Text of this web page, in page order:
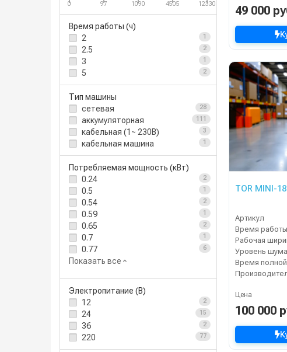
0 97 1090 4505 12330
Время работы (ч)
2
1
2.5 2
3 1
5 2
Тип машины
сетевая
28
аккумуляторная 111
кабельная (1~ 230В) 3
кабельная машина 1
Потребляемая мощность (кВт)
0.24
2
0.5 1
0.54 2
0.59 1
0.65 2
0.7 1
0.77 6
Показать все
Электропитание (В)
12
2
24 15
36 2
220 77
49 000
TOR MINI-18
Артикул
Время
Уровень
Цена
100 000